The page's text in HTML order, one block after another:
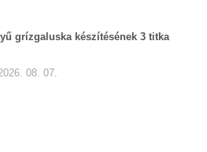
grízgaluska készítésének 3 titka
08. 07.